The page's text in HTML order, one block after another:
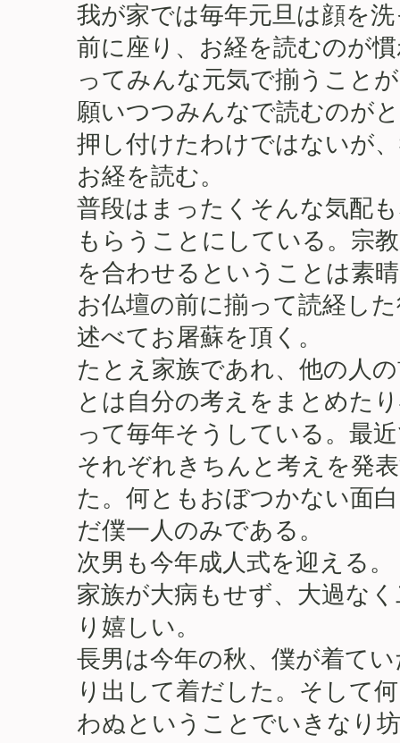
我が家では毎年元旦は顔を
前に座り、お経を読むのが
ってみんな元気で揃うこと
願いつつみんなで読むのが
押し付けたわけではないが
お経を読む。
普段はまったくそんな気配
もらうことにしている。宗
を合わせるということは素
お仏壇の前に揃って読経し
述べてお屠蘇を頂く。
たとえ家族であれ、他の人
とは自分の考えをまとめた
って毎年そうしている。最
それぞれきちんと考えを発
た。何ともおぼつかない面
だ僕一人のみである。
次男も今年成人式を迎える。
家族が大病もせず、大過な
り嬉しい。
長男は今年の秋、僕が着て
り出して着だした。そして
わぬということでいきなり